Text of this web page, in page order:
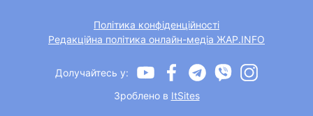
Політика конфіденційності
Редакційна політика онлайн-медіа ЖАР.INFO
Долучайтесь у:
Зроблено в ItSites